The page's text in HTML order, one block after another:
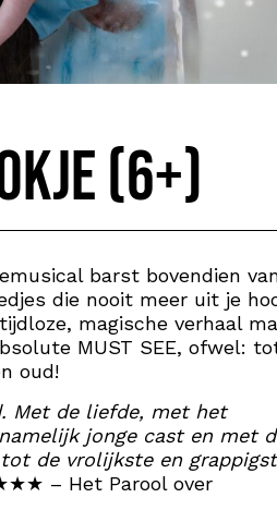
(6+)
barst bovendien
die nooit meer uit je
magische verhaal
MUST SEE, ofwel:
oud!
Met de liefde, met het
jonge cast en met
de vrolijkste en
– Het Parool over